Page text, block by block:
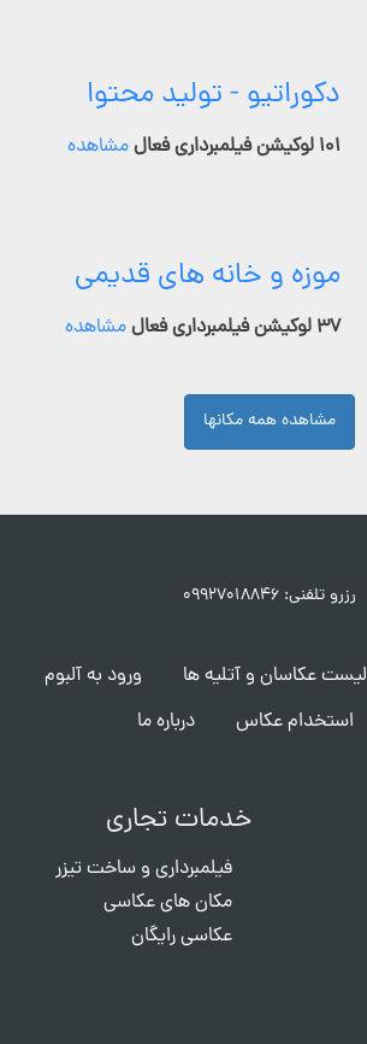
دکوراتیو - تولید محتوا
۱۰۱ لوکیشن فیلمبرداری فعال مشاهده
موزه و خانه های قدیمی
۳۷ لوکیشن فیلمبرداری فعال مشاهده
مشاهده همه مکانها
رزرو تلفنی: ۰۹۹۲۷۰۱۸۸۴۶
لیست عکاسان و آتلیه ها
ورود به آلبوم
استخدام عکاس
درباره ما
خدمات تجاری
فیلمبرداری و ساخت تیزر
مکان های عکاسی
عکاسی رایگان